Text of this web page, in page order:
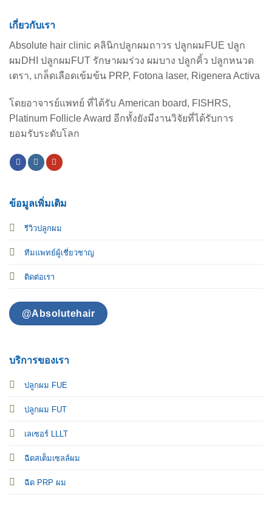
เกี่ยวกับเรา
Absolute hair clinic คลินิกปลูกผมถาวร ปลูกผมFUE ปลูก
ผมDHI ปลูกผมFUT รักษาผมร่วง ผมบาง ปลูกคิ้ว ปลูกหนวด
เตรา, เกล็ดเลือดเข้มข้น PRP, Fotona laser, Rigenera Activa
โดยอาจารย์แพทย์ ที่ได้รับ American board, FISHRS,
Platinum Follicle Award อีกทั้งยังมีงานวิจัยที่ได้รับการ
ยอมรับระดับโลก
บริการของเรา
ปลูกผม FUE
ปลูกผม FUT
เลเซอร์ LLLT
ฉีดสเต็มเซลล์ผม
ฉีด PRP ผม
ข้อมูลเพิ่มเติม
รีวิวปลูกผม
ทีมแพทย์ผู้เชี่ยวชาญ
ติดต่อเรา
@Absolutehair